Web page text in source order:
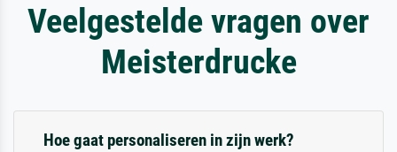
Veelgestelde vragen over
Meisterdrucke
Hoe gaat personaliseren in zijn werk?